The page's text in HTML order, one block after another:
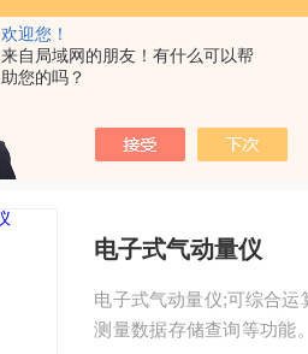
欢迎您！
来自局域网的朋友！有什么可以帮
助您的吗？
电子式气动量仪
电子式气动量仪;可综合运
测量数据存储查询等功能